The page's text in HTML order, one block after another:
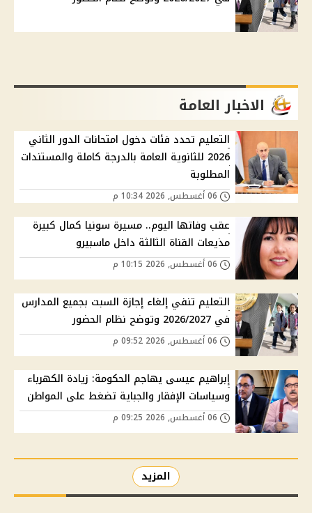
الاخبار العامة
التعليم تحدد فئات دخول امتحانات الدور الثاني
2026 للثانوية العامة بالدرجة كاملة والمستندات
المطلوبة
عقب وفاتها اليوم.. مسيرة سونيا كمال كبيرة
مذيعات القناة الثالثة داخل ماسبيرو
التعليم تنفي إلغاء إجازة السبت بجميع المدارس
في 2026/2027 وتوضح نظام الحضور
إبراهيم عيسى يهاجم الحكومة: زيادة الكهرباء
وسياسات الإفقار والجباية تضغط على المواطن
المزيد